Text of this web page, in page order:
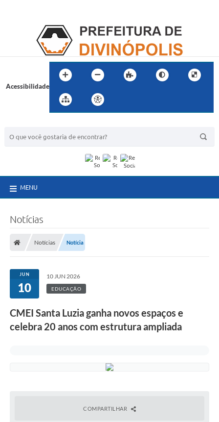
Acessibilidade
MENU
Notícias
Notícias Notícia
JUN
10
10 JUN 2026
EDUCAÇÃO
CMEI Santa Luzia ganha novos espaços e
celebra 20 anos com estrutura ampliada
COMPARTILHAR